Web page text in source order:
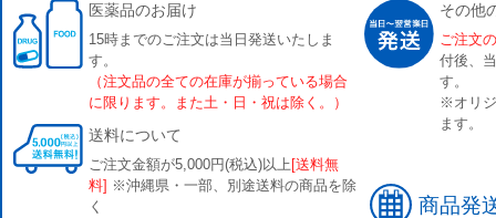
医薬品のお届け
15時までのご注文は当日発送いたしま
す。
（注文品の全ての在庫が揃っている場合
に限ります。また土・日・祝は除く。）
送料について
ご注文金額が5,000円(税込)以上 [送料無
料] ※沖縄県・一部、別途送料の商品を除
く
その他
ご注文
付後、
す。
※オリ
ます。
商品発